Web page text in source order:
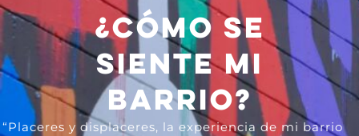
¿CÓMO SE
SIENTE MI
BARRIO?
“Placeres y displaceres, la experiencia de mi barrio